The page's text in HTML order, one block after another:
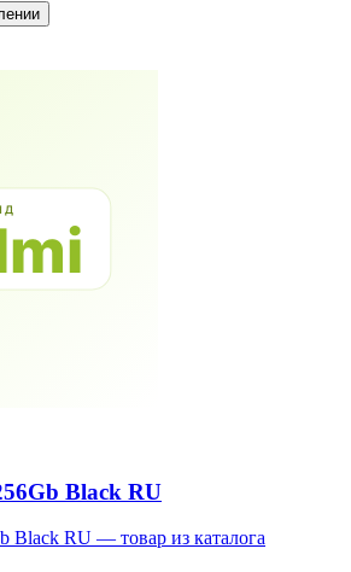
Black RU
Black RU — товар из каталога